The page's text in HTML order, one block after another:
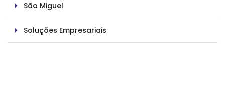
São Miguel
Soluções Empresariais